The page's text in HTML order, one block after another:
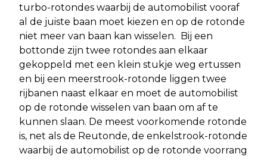
turbo-rotondes waarbij de automobilist vooraf
al de juiste baan moet kiezen en op de rotonde
niet meer van baan kan wisselen. Bij een
bottonde zijn twee rotondes aan elkaar
gekoppeld met een klein stukje weg ertussen
en bij een meerstrook-rotonde liggen twee
rijbanen naast elkaar en moet de automobilist
op de rotonde wisselen van baan om af te
kunnen slaan. De meest voorkomende rotonde
is, net als de Reutonde, de enkelstrook-rotonde
waarbij de automobilist op de rotonde voorrang